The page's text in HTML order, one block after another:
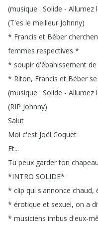
(musique : Solide - Allumez
(T'es le meilleur Johnny)
* Francis et Béber
femmes respectives *
* soupir d'ébahissement de
* Riton, Francis et Béber se
(musique : Solide - Allumez
(RIP Johnny)
Salut
Moi c'est Joël Coquet
Et...
Tu peux garder ton chapeau
*INTRO SOLIDE*
* clip qui s'annonce chaud,
* érotique et sexuel, on a
* musiciens imbus d'eux-